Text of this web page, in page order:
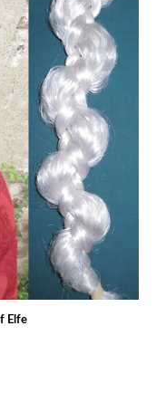
Elfe